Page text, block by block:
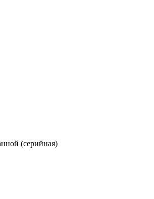
(серийная)